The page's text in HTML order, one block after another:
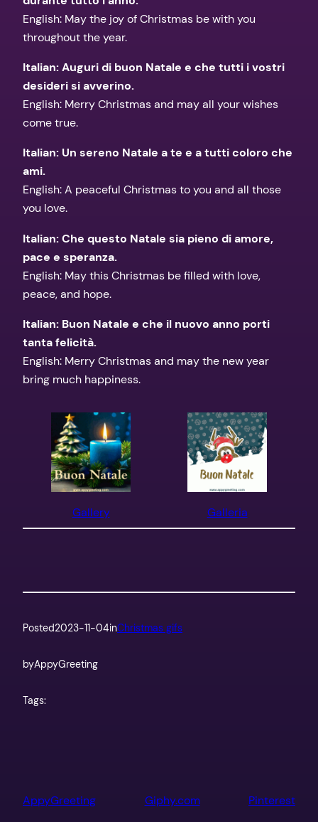
English: May the joy of Christmas be with you
throughout the year.
Italian: Auguri di buon Natale e che tutti i vostri
desideri si avverino.
English: Merry Christmas and may all your wishes
come true.
Italian: Un sereno Natale a te e a tutti coloro che
ami.
English: A peaceful Christmas to you and all those
you love.
Italian: Che questo Natale sia pieno di amore,
pace e speranza.
English: May this Christmas be filled with love,
peace, and hope.
Italian: Buon Natale e che il nuovo anno porti
tanta felicità.
English: Merry Christmas and may the new year
bring much happiness.
Gallery Galleria
Posted2023-11-04inChristmas gifs
byAppyGreeting
Tags:
AppyGreeting Giphy.com Pinterest